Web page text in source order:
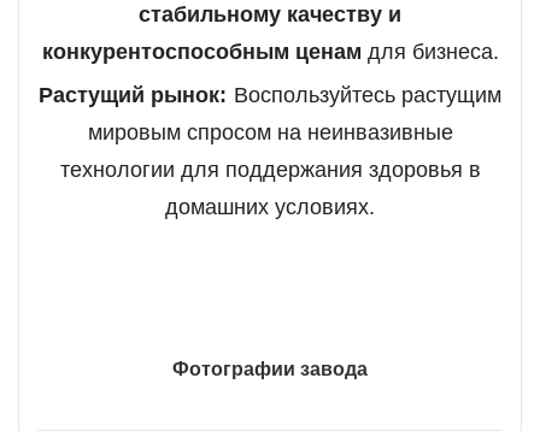
стабильному качеству и
конкурентоспособным ценам для бизнеса.
Растущий рынок: Воспользуйтесь растущим
мировым спросом на неинвазивные
технологии для поддержания здоровья в
домашних условиях.
Фотографии завода